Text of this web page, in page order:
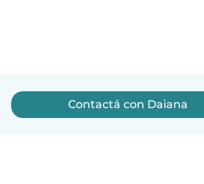
Contactá con Daiana